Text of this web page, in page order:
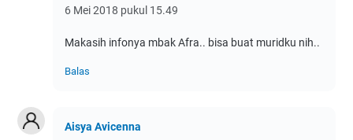
6 Mei 2018 pukul 15.49
Makasih infonya mbak Afra.. bisa buat muridku nih..
Balas
Aisya Avicenna